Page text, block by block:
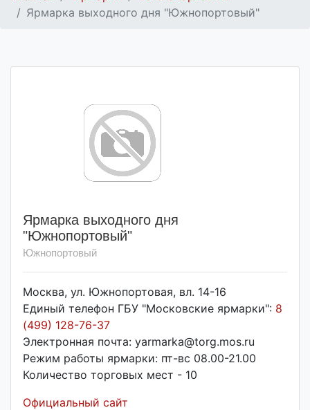
Ярмарка выходного дня "Южнопортовый"
Ярмарка выходного дня
"Южнопортовый"
Южнопортовый
Москва, ул. Южнопортовая, вл. 14-16
Единый телефон ГБУ "Московские ярмарки": 8
(499) 128-76-37
Электронная почта: yarmarka@torg.mos.ru
Режим работы ярмарки: пт-вс 08.00-21.00
Количество торговых мест - 10
Официальный сайт